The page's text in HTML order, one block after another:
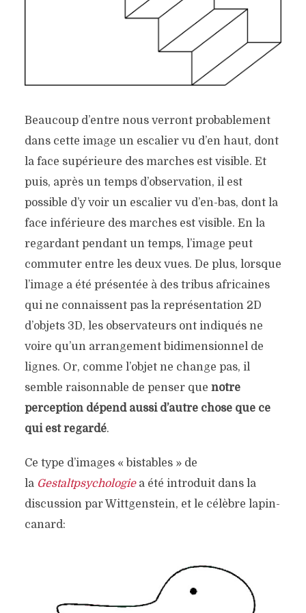
Beaucoup d’entre nous verront probablement
dans cette image un escalier vu d’en haut, dont
la face supérieure des marches est visible. Et
puis, après un temps d’observation, il est
possible d’y voir un escalier vu d’en-bas, dont la
face inférieure des marches est visible. En la
regardant pendant un temps, l’image peut
commuter entre les deux vues. De plus, lorsque
l’image a été présentée à des tribus africaines
qui ne connaissent pas la représentation 2D
d’objets 3D, les observateurs ont indiqués ne
voire qu’un arrangement bidimensionnel de
lignes. Or, comme l’objet ne change pas, il
semble raisonnable de penser que notre
perception dépend aussi d’autre chose que ce
qui est regardé.
Ce type d’images « bistables » de
la Gestaltpsychologiea été introduit dans la
discussion par Wittgenstein, et le célèbre lapin-
canard: